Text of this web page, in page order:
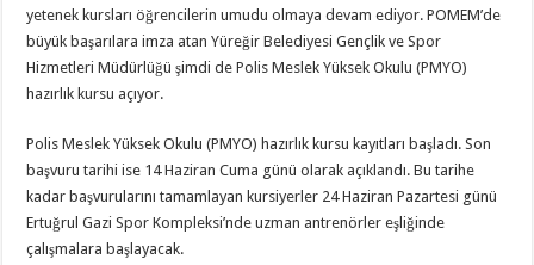
yetenek kursları öğrencilerin umudu olmaya devam ediyor. POMEM’de
büyük başarılara imza atan Yüreğir Belediyesi Gençlik ve Spor
Hizmetleri Müdürlüğü şimdi de Polis Meslek Yüksek Okulu (PMYO)
hazırlık kursu açıyor.
Polis Meslek Yüksek Okulu (PMYO) hazırlık kursu kayıtları başladı. Son
başvuru tarihi ise 14 Haziran Cuma günü olarak açıklandı. Bu tarihe
kadar başvurularını tamamlayan kursiyerler 24 Haziran Pazartesi günü
Ertuğrul Gazi Spor Kompleksi’nde uzman antrenörler eşliğinde
çalışmalara başlayacak.